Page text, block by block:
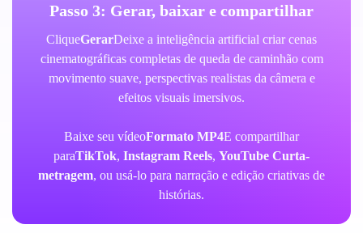
Passo 3: Gerar, baixar e compartilhar
CliqueGerarDeixe a inteligência artificial criar cenas
cinematográficas completas de queda de caminhão com
movimento suave, perspectivas realistas da câmera e
efeitos visuais imersivos.
Baixe seu vídeoFormato MP4E compartilhar
paraTikTok, Instagram Reels, YouTube Curta-
metragem, ou usá-lo para narração e edição criativas de
histórias.